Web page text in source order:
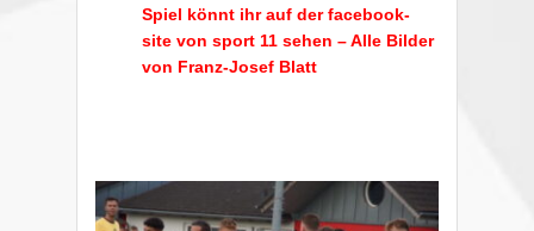
Spiel könnt ihr auf der facebook-
site von sport 11 sehen – Alle Bilder
von Franz-Josef Blatt